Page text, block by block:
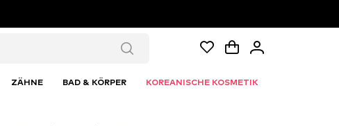
ZÄHNE BAD & KÖRPER KOREANISCHE KOSMETIK